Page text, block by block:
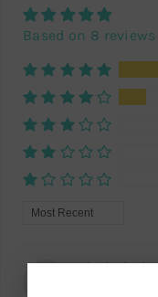
Based on 8 reviews
Sort By